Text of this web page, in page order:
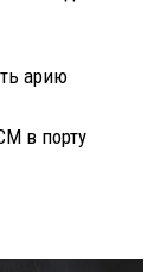
арию
в порту